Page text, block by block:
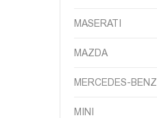
MASERATI
MAZDA
MERCEDES-BENZ
MINI